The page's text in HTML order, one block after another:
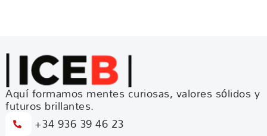
Aquí formamos mentes curiosas, valores sólidos y
futuros brillantes.
+34 936 39 46 23